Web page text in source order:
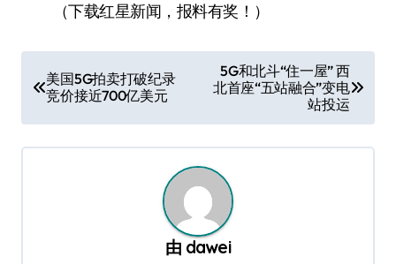
（下载红星新闻，报料有奖！）
章
导
航
美国5G拍卖打破纪录
竞价接近700亿美元
5G和北斗“住一屋” 西
北首座“五站融合”变电
站投运
由 dawei